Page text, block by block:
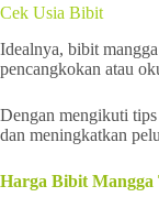
Cek Usia Bibit
Idealnya, bibit
pencangkokan atau
Dengan mengikuti
dan meningkatkan
Harga Bibit Mangga